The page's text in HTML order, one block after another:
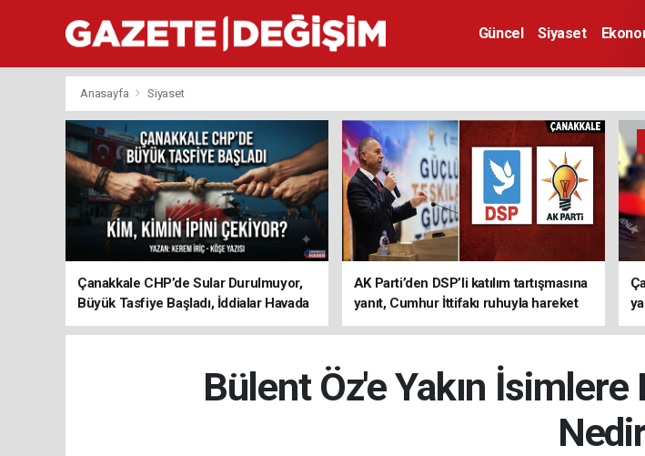
Güncel Siyaset
Anasayfa Siyaset
Çanakkale CHP’de Sular Durulmuyor,
Büyük Tasfiye Başladı, İddialar Havada
Uçuşuyor
AK Parti’den DSP’li katılım tartışmasına
yanıt, Cumhur İttifakı ruhuyla hareket
ediyoruz
Bülent Öz'e Yakın